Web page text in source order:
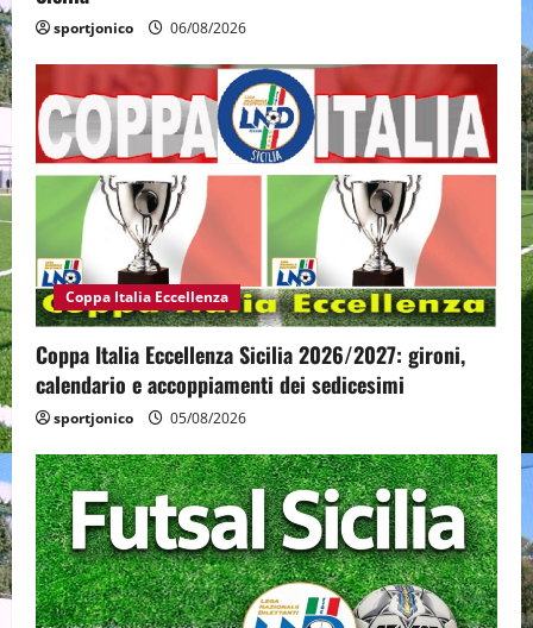
sportjonico 06/08/2026
Coppa Italia Eccellenza
Coppa Italia Eccellenza Sicilia 2026/2027: gironi,
calendario e accoppiamenti dei sedicesimi
sportjonico 05/08/2026